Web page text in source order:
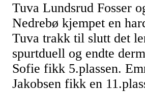
Tuva Lundsrud Fosser
Nedrebø kjempet en
Tuva trakk til slutt det
spurtduell og endte
Sofie fikk 5.plassen.
Jakobsen fikk en